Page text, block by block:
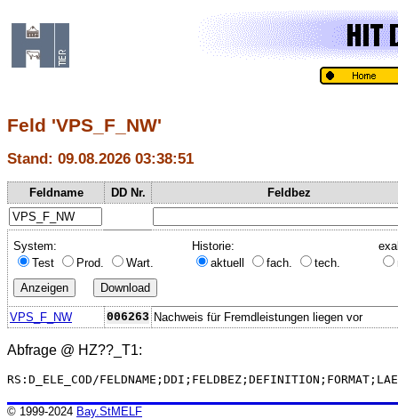
Feld 'VPS_F_NW'
Stand: 09.08.2026 03:38:51
Feldname DD Nr. Feldbez
System:
Test
Prod. Wart.
Historie:
aktuell
fach. tech.
VPS_F_NW 006263 Nachweis für Fremdleistungen liegen vor
Abfrage @ HZ??_T1:
RS:D_ELE_COD/
© 1999-2024 Bay.StMELF